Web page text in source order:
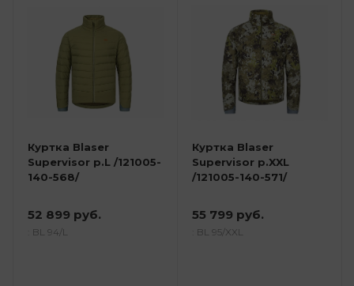
Куртка Blaser
Supervisor р.L /121005-
140-568/
52 899 руб.
: BL 94/L
Куртка Blaser
Supervisor р.XXL
/121005-140-571/
55 799 руб.
: BL 95/XXL